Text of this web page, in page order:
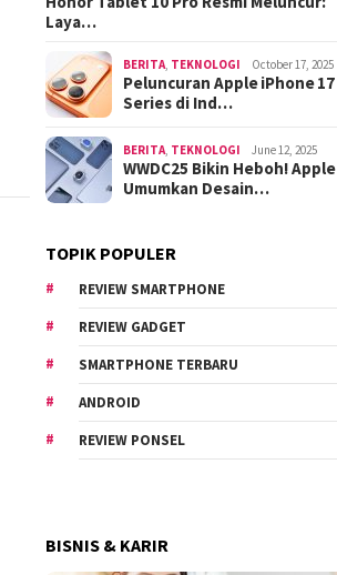
Laya…
BERITA TEKNOLOGI October 17, 2025
Peluncuran Apple iPhone 17
Series di Ind…
BERITA TEKNOLOGI June 12, 2025
WWDC25 Bikin Heboh! Apple
Umumkan Desain…
TOPIK POPULER
REVIEW SMARTPHONE
REVIEW GADGET
SMARTPHONE TERBARU
ANDROID
REVIEW PONSEL
BISNIS & KARIR